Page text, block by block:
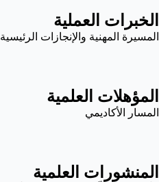
الخبرات العملية
المسيرة المهنية والإنجازات الرئيسية
المؤهلات العلمية
المسار الأكاديمي
المنشورات العلمية